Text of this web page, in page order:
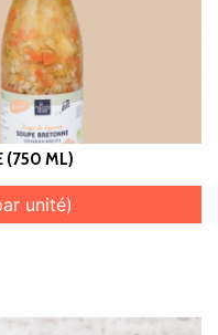
(750 ML)
unité)